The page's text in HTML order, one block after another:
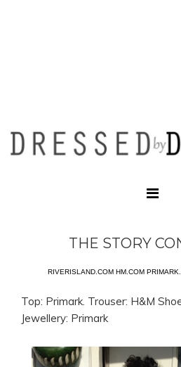
THE STORY
RIVERISLAND.COM HM.COM
Top: Primark. Trouser: H&M
Jewellery: Primark